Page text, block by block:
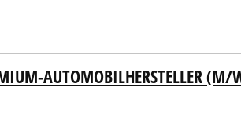
AUTOMOBILHERSTELLER